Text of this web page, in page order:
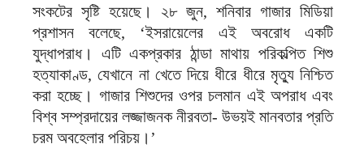
সংকটের সৃষ্টি হয়েছে। ২৮ জুন, শনিবার গাজার মিডিয়া
প্রশাসন বলেছে, ‘ইসরায়েলের এই অবরোধ একটি
যুদ্ধাপরাধ। এটি একপ্রকার ঠান্ডা মাথায় পরিকল্পিত শিশু
হত্যাকাণ্ড, যেখানে না খেতে দিয়ে ধীরে ধীরে মৃত্যু নিশ্চিত
করা হচ্ছে। গাজার শিশুদের ওপর চলমান এই অপরাধ এবং
বিশ্ব সম্প্রদায়ের লজ্জাজনক নীরবতা- উভয়ই মানবতার প্রতি
চরম অবহেলার পরিচয়।’